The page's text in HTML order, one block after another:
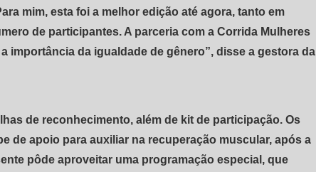
mim, esta foi a melhor edição até agora, tanto em
de participantes. A parceria com a Corrida Mulheres
importância da igualdade de gênero”, disse a gestora da
de reconhecimento, além de kit de participação. Os
de apoio para auxiliar na recuperação muscular, após a
pôde aproveitar uma programação especial, que